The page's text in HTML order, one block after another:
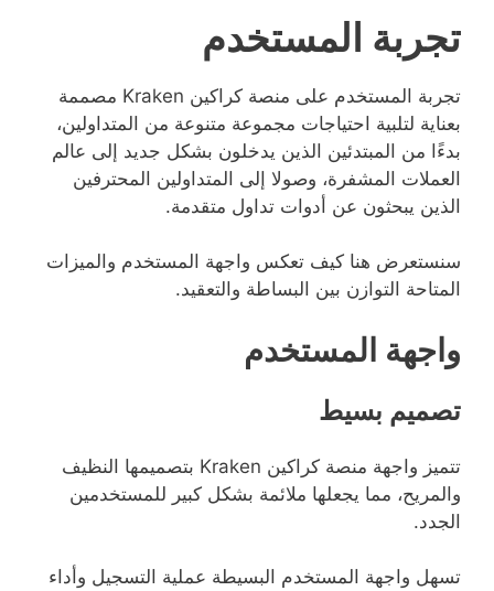
تجربة المستخدم
تجربة المستخدم على منصة كراكين Kraken مصممة
بعناية لتلبية احتياجات مجموعة متنوعة من المتداولين،
بدءًا من المبتدئين الذين يدخلون بشكل جديد إلى عالم
العملات المشفرة، وصولا إلى المتداولين المحترفين
الذين يبحثون عن أدوات تداول متقدمة.
سنستعرض هنا كيف تعكس واجهة المستخدم والميزات
المتاحة التوازن بين البساطة والتعقيد.
واجهة المستخدم
تصميم بسيط
تتميز واجهة منصة كراكين Kraken بتصميمها النظيف
والمريح، مما يجعلها ملائمة بشكل كبير للمستخدمين
الجدد.
تسهل واجهة المستخدم البسيطة عملية التسجيل وأداء